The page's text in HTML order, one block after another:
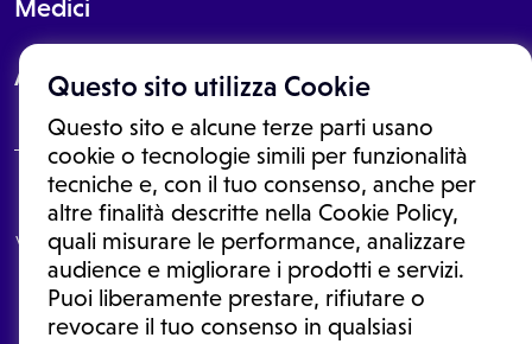
Questo sito utilizza Cookie
Questo sito e alcune terze parti usano
cookie o tecnologie simili per funzionalità
tecniche e, con il tuo consenso, anche per
altre finalità descritte nella Cookie Policy,
quali misurare le performance, analizzare
audience e migliorare i prodotti e servizi.
Puoi liberamente prestare, rifiutare o
revocare il tuo consenso in qualsiasi
Medici
About
Le informazioni proposte in questo sito non sono un consulto medico.
In nessun caso, queste informazioni sostituiscono un consulto, una
visita o una diagnosi formulata dal medico. Non si devono considerare
le informazioni disponibili come suggerimenti per la formulazione di
una diagnosi, la determinazione di un trattamento o l'assunzione o
sospensione di un farmaco senza prima consultare un medico di
medicina generale o uno specialista.